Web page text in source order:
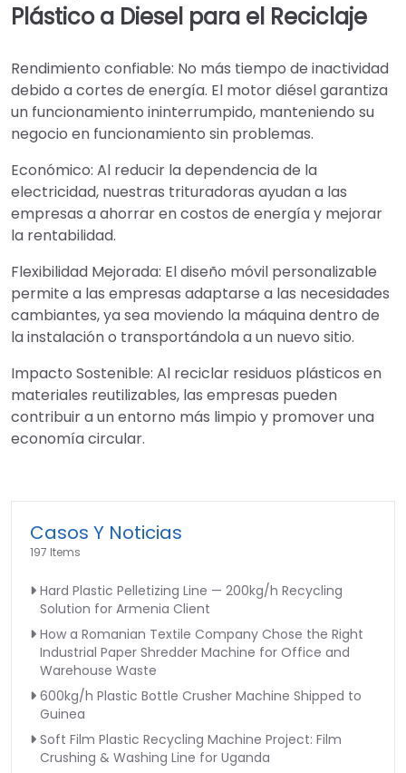
Plástico a Diesel para el Reciclaje
Rendimiento confiable: No más tiempo de inactividad
debido a cortes de energía. El motor diésel garantiza
un funcionamiento ininterrumpido, manteniendo su
negocio en funcionamiento sin problemas.
Económico: Al reducir la dependencia de la
electricidad, nuestras trituradoras ayudan a las
empresas a ahorrar en costos de energía y mejorar
la rentabilidad.
Flexibilidad Mejorada: El diseño móvil personalizable
permite a las empresas adaptarse a las necesidades
cambiantes, ya sea moviendo la máquina dentro de
la instalación o transportándola a un nuevo sitio.
Impacto Sostenible: Al reciclar residuos plásticos en
materiales reutilizables, las empresas pueden
contribuir a un entorno más limpio y promover una
economía circular.
Casos Y Noticias
197 Items
Hard Plastic Pelletizing Line — 200kg/h Recycling
Solution for Armenia Client
How a Romanian Textile Company Chose the Right
Industrial Paper Shredder Machine for Office and
Warehouse Waste
600kg/h Plastic Bottle Crusher Machine Shipped to
Guinea
Soft Film Plastic Recycling Machine Project: Film
Crushing & Washing Line for Uganda